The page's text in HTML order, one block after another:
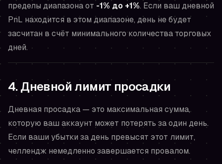
пределы диапазона от -1% до +1%. Если ваш дневной
PnL находится в этом диапазоне, день не будет
засчитан в счёт минимального количества торговых
дней.
4. Дневной лимит просадки
Дневная просадка — это максимальная сумма,
которую ваш аккаунт может потерять за один день.
Если ваши убытки за день превысят этот лимит,
челлендж немедленно завершается провалом.